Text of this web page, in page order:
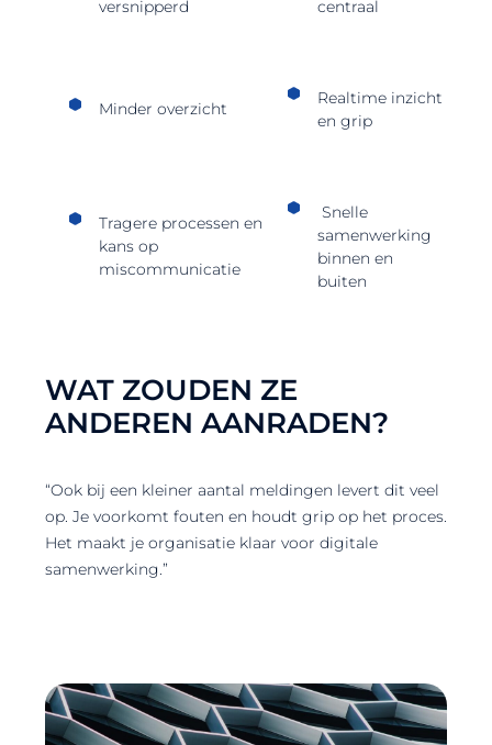
versnipperd centraal
Minder overzicht
Realtime inzicht
en grip
Tragere processen en
kans op
miscommunicatie
Snelle
samenwerking
binnen en
buiten
WAT ZOUDEN ZE
ANDEREN AANRADEN?
“Ook bij een kleiner aantal meldingen levert dit veel
op. Je voorkomt fouten en houdt grip op het proces.
Het maakt je organisatie klaar voor digitale
samenwerking.”